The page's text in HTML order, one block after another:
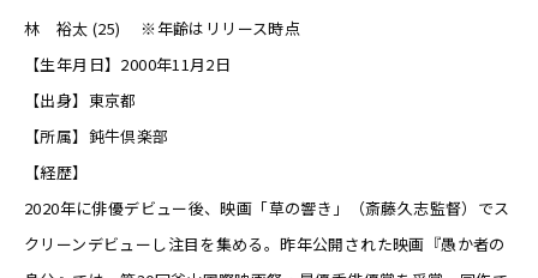
林 裕太 (25) ※年齢はリリース時点
【生年月日】2000年11月2日
【出身】東京都
【所属】鈍牛倶楽部
【経歴】
2020年に俳優デビュー後、映画「草の響き」（斎藤久志監督）でス
クリーンデビューし注目を集める。昨年公開された映画『愚か者の